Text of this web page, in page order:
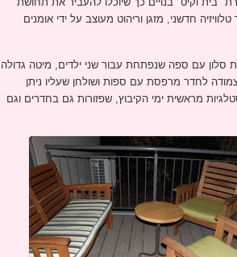
חדשני, מזגן וריהוט מעוצב על ידי אומנים
סלון עם ספה שנפתחת עבור שני ילדים, מיטה גדולה
לחדר מרפסת עם ספות ושולחן שעליו ניתן
מראשית ימי הקיבוץ, שפזורות גם בחדרים וגם